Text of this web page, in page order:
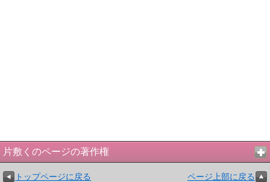
片敷くのページの著作権
トップページに戻る ページ上部に戻る